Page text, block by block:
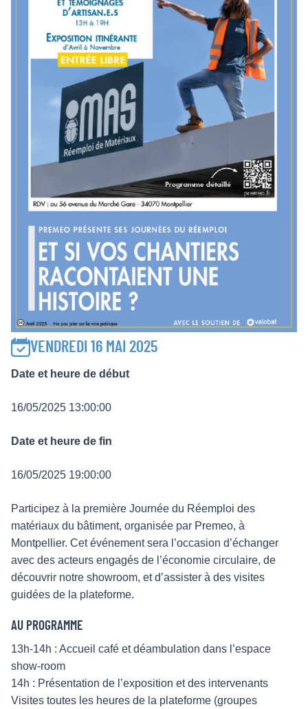
VENDREDI 16 MAI 2025
Date et heure de début
16/05/2025 13:00:00
Date et heure de fin
16/05/2025 19:00:00
Participez à la première Journée du Réemploi des
matériaux du bâtiment, organisée par Premeo, à
Montpellier. Cet événement sera l’occasion d’échanger
avec des acteurs engagés de l’économie circulaire, de
découvrir notre showroom, et d’assister à des visites
guidées de la plateforme.
AU PROGRAMME
13h-14h : Accueil café et déambulation dans l’espace
show-room
14h : Présentation de l’exposition et des intervenants
Visites toutes les heures de la plateforme (groupes